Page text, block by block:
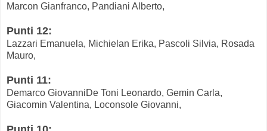
Marcon Gianfranco, Pandiani Alberto,
Punti 12:
Lazzari Emanuela, Michielan Erika, Pascoli Silvia, Rosada
Mauro,
Punti 11:
Demarco GiovanniDe Toni Leonardo, Gemin Carla,
Giacomin Valentina, Loconsole Giovanni,